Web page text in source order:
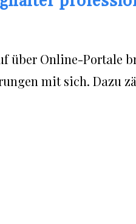
über Online-Portale
mit sich. Dazu